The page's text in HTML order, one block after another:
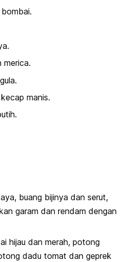
manis.
buang bijinya dan serut,
garam dan rendam dengan
hijau dan merah, potong
dadu tomat dan geprek